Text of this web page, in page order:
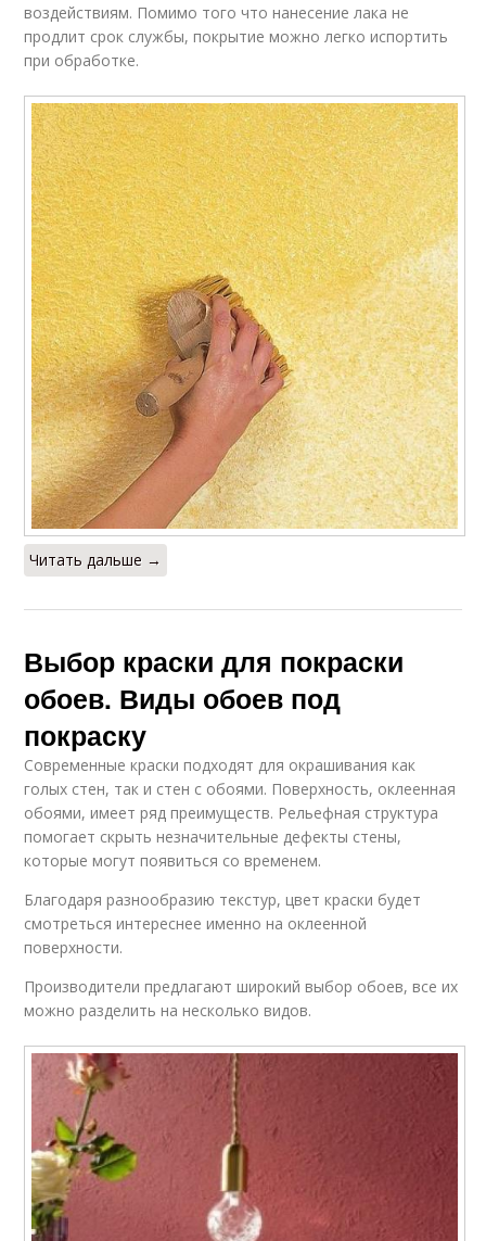
воздействиям. Помимо того что нанесение лака не
продлит срок службы, покрытие можно легко испортить
при обработке.
Читать дальше →
Выбор краски для покраски
обоев. Виды обоев под
покраску
Современные краски подходят для окрашивания как
голых стен, так и стен с обоями. Поверхность, оклеенная
обоями, имеет ряд преимуществ. Рельефная структура
помогает скрыть незначительные дефекты стены,
которые могут появиться со временем.
Благодаря разнообразию текстур, цвет краски будет
смотреться интереснее именно на оклеенной
поверхности.
Производители предлагают широкий выбор обоев, все их
можно разделить на несколько видов.